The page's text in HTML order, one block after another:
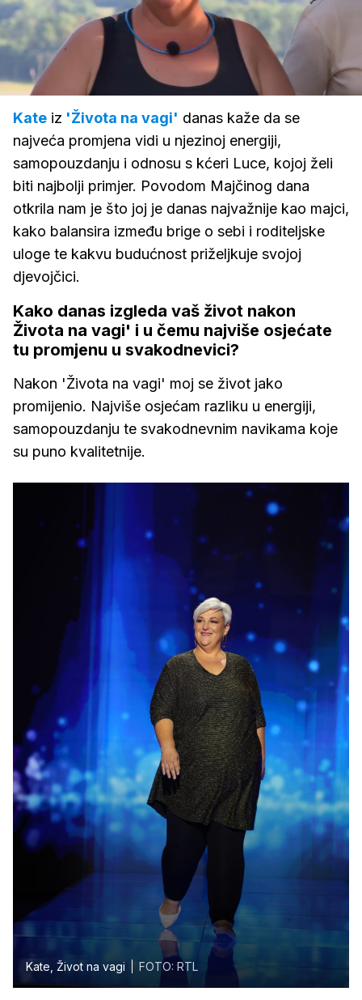
zvuk
/
Loaded
64.84%
Kate iz 'Života na vagi' danas kaže da se
najveća promjena vidi u njezinoj energiji,
samopouzdanju i odnosu s kćeri Luce, kojoj želi
biti najbolji primjer. Povodom Majčinog dana
otkrila nam je što joj je danas najvažnije kao majci,
kako balansira između brige o sebi i roditeljske
uloge te kakvu budućnost priželjkuje svojoj
djevojčici.
Kako danas izgleda vaš život nakon
Života na vagi' i u čemu najviše osjećate
tu promjenu u svakodnevici?
Nakon 'Života na vagi' moj se život jako
promijenio. Najviše osjećam razliku u energiji,
samopouzdanju te svakodnevnim navikama koje
su puno kvalitetnije.
Kate, Život na vagi FOTO: RTL